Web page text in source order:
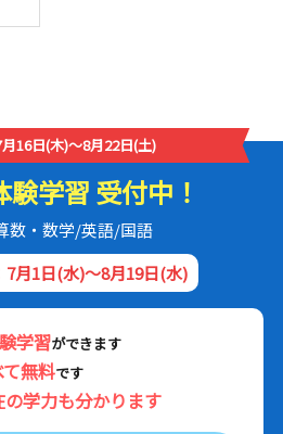
16日(木)～8月22日(土)
学習 受付中！
数・数学/英語/国語
7月1日(水)～8月19日(水)
学習ができます
て無料です
の学力も分かります